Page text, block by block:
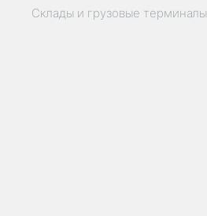
Склады и грузовые терминалы